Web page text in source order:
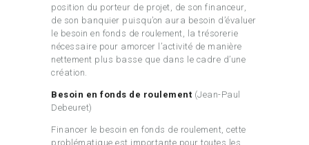
position du porteur de projet, de son financeur,
de son banquier puisqu’on aura besoin d’évaluer
le besoin en fonds de roulement, la trésorerie
nécessaire pour amorcer l’activité de manière
nettement plus basse que dans le cadre d’une
création.
Besoin en fonds de roulement (Jean-Paul
Debeuret)
Financer le besoin en fonds de roulement, cette
problématique est importante pour toutes les